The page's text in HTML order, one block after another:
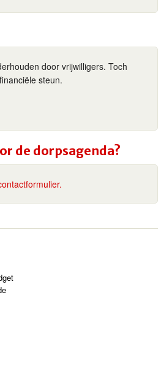
door vrijwilligers. Toch
steun.
de dorpsagenda?